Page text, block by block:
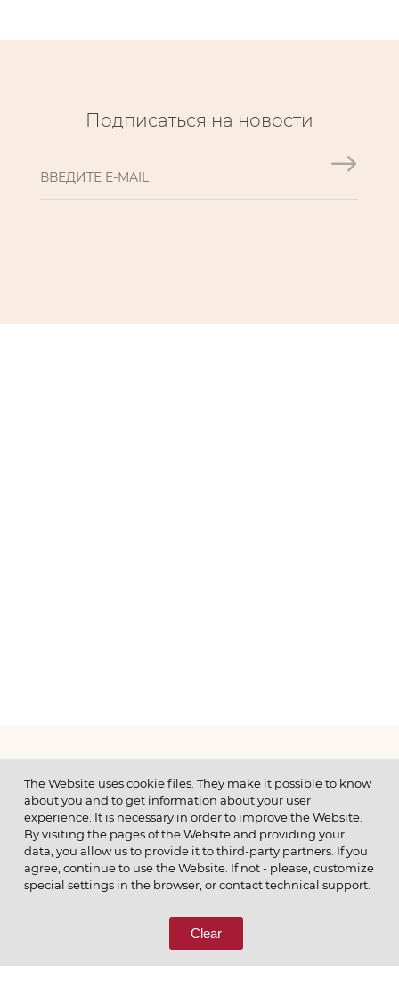
Подписаться на новости
МЕНЮ
© 2026 ОАО
ПОЗВОНИТЕ НАМ
8 (800) 333-65-66
The Website uses cookie files. They make it possible to know
about you and to get information about your user
experience. It is necessary in order to improve the Website.
By visiting the pages of the Website and providing your
data, you allow us to provide it to third-party partners. If you
agree, continue to use the Website. If not - please, customize
special settings in the browser, or contact technical support.
Clear